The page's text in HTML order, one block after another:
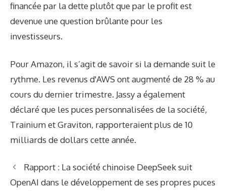
financée par la dette plutôt que par le profit est
devenue une question brûlante pour les
investisseurs.
Pour Amazon, il s’agit de savoir si la demande suit le
rythme. Les revenus d'AWS ont augmenté de 28 % au
cours du dernier trimestre. Jassy a également
déclaré que les puces personnalisées de la société,
Trainium et Graviton, rapporteraient plus de 10
milliards de dollars cette année.
Rapport : La société chinoise DeepSeek suit
OpenAI dans le développement de ses propres puces